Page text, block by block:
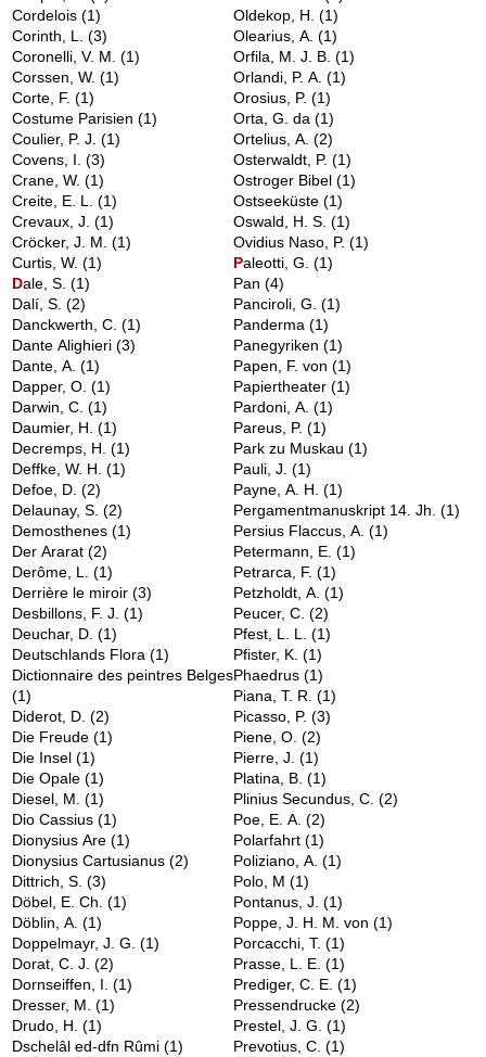
Cordelois(1)
Corinth, L.(3)
Coronelli, V. M.(1)
Corssen, W.(1)
Corte, F.(1)
Costume Parisien(1)
Coulier, P. J.(1)
Covens, I.(3)
Crane, W.(1)
Creite, E. L.(1)
Crevaux, J.(1)
Cröcker, J. M.(1)
Curtis, W.(1)
Dale, S.(1)
Dalí, S.(2)
Danckwerth, C.(1)
Dante Alighieri(3)
Dante, A.(1)
Dapper, O.(1)
Darwin, C.(1)
Daumier, H.(1)
Decremps, H.(1)
Deffke, W. H.(1)
Defoe, D.(2)
Delaunay, S.(2)
Demosthenes(1)
Der Ararat(2)
Derôme, L.(1)
Derrière le miroir(3)
Desbillons, F. J.(1)
Deuchar, D.(1)
Deutschlands Flora(1)
Dictionnaire des peintres Belges
(1)
Diderot, D.(2)
Die Freude(1)
Die Insel(1)
Die Opale(1)
Diesel, M.(1)
Dio Cassius(1)
Dionysius Are(1)
Dionysius Cartusianus(2)
Dittrich, S.(3)
Döbel, E. Ch.(1)
Döblin, A.(1)
Doppelmayr, J. G.(1)
Dorat, C. J.(2)
Dornseiffen, I.(1)
Dresser, M.(1)
Drudo, H.(1)
Dschelâl ed-dfn Rûmi(1)
Oldekop, H.(1)
Olearius, A.(1)
Orfila, M. J. B.(1)
Orlandi, P. A.(1)
Orosius, P.(1)
Orta, G. da(1)
Ortelius, A.(2)
Osterwaldt, P.(1)
Ostroger Bibel(1)
Ostseeküste(1)
Oswald, H. S.(1)
Ovidius Naso, P.(1)
Paleotti, G.(1)
Pan(4)
Panciroli, G.(1)
Panderma(1)
Panegyriken(1)
Papen, F. von(1)
Papiertheater(1)
Pardoni, A.(1)
Pareus, P.(1)
Park zu Muskau(1)
Pauli, J.(1)
Payne, A. H.(1)
Pergamentmanuskript 14. Jh.(1)
Persius Flaccus, A.(1)
Petermann, E.(1)
Petrarca, F.(1)
Petzholdt, A.(1)
Peucer, C.(2)
Pfest, L. L.(1)
Pfister, K.(1)
Phaedrus(1)
Piana, T. R.(1)
Picasso, P.(3)
Piene, O.(2)
Pierre, J.(1)
Platina, B.(1)
Plinius Secundus, C.(2)
Poe, E. A.(2)
Polarfahrt(1)
Poliziano, A.(1)
Polo, M(1)
Pontanus, J.(1)
Poppe, J. H. M. von(1)
Porcacchi, T.(1)
Prasse, L. E.(1)
Prediger, C. E.(1)
Pressendrucke(2)
Prestel, J. G.(1)
Prevotius, C.(1)